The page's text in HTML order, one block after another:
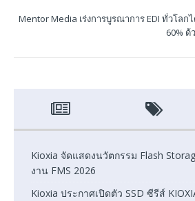
Mentor Media เร่งการบูรณาการ EDI ทั่วโลก
60% ด้
Kioxia จัดแสดงนวัตกรรม Flash
งาน FMS 2026
Kioxia ประกาศเปิดตัว SSD ซีรีส์